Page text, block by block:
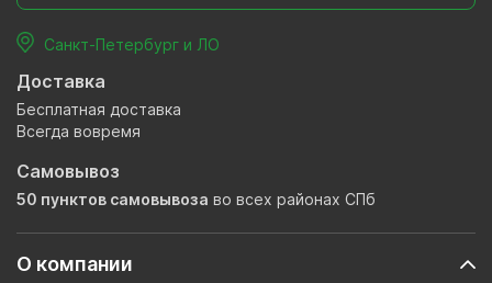
О компании
Санкт-Петербург и ЛО
Доставка
Бесплатная доставка
Всегда вовремя
Самовывоз
50 пунктов самовывоза во всех районах СПб